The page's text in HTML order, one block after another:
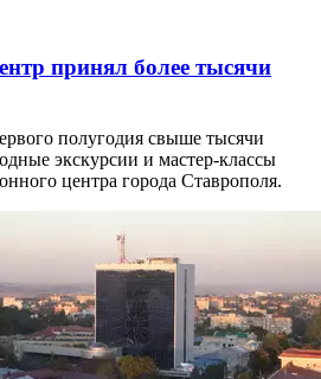
принял более тысячи
полугодия свыше тысячи
экскурсии и мастер-классы
центра города Ставрополя.